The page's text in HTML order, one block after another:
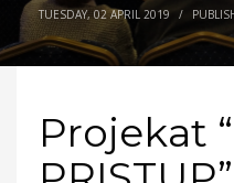
TUESDAY, 02 APRIL 2019 /
Projekat